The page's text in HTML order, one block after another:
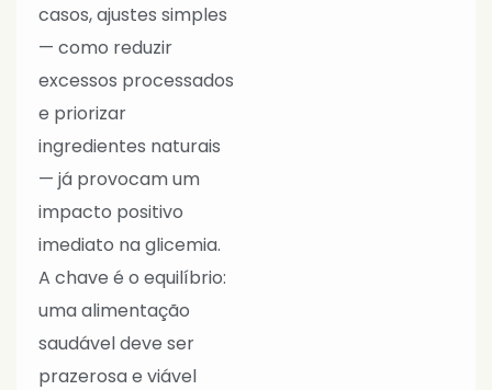
casos, ajustes simples
— como reduzir
excessos processados
e priorizar
ingredientes naturais
— já provocam um
impacto positivo
imediato na glicemia.
A chave é o equilíbrio:
uma alimentação
saudável deve ser
prazerosa e viável